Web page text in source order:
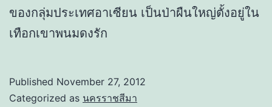
ของกลุ่มประเทศอาเซียน เป็นป่าผืนใหญ่ตั้งอยู่ใน
เทือกเขาพนมดงรัก
Published November 27, 2012
Categorized as นครราชสีมา